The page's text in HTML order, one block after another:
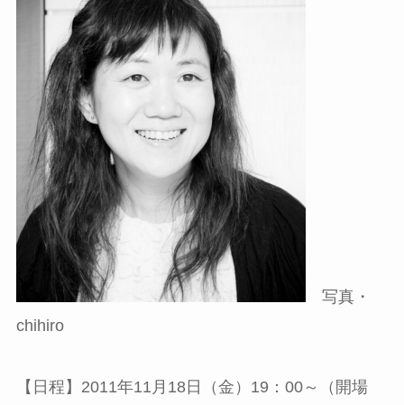
写真・
chihiro
【日程】2011年11月18日（金）19：00～（開場